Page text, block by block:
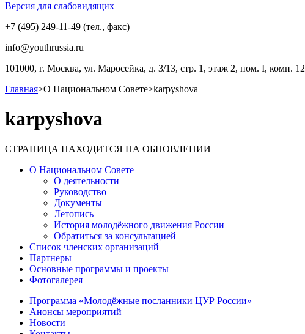
Версия для слабовидящих
+7 (495) 249-11-49 (тел., факс)
info@youthrussia.ru
101000, г. Москва, ул. Маросейка, д. 3/13, стр. 1, этаж 2, пом. I, комн. 12
Главная>О Национальном Совете>karpyshova
karpyshova
СТРАНИЦА НАХОДИТСЯ НА ОБНОВЛЕНИИ
О Национальном Совете
О деятельности
Руководство
Документы
Летопись
История молодёжного движения России
Обратиться за консультацией
Список членских организаций
Партнеры
Основные программы и проекты
Фотогалерея
Программа «Молодёжные посланники ЦУР России»
Анонсы мероприятий
Новости